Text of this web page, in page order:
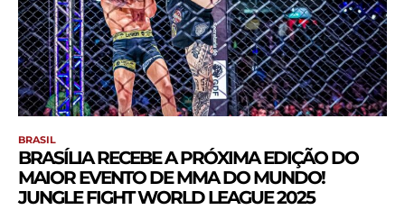
BRASIL
BRASÍLIA RECEBE A PRÓXIMA EDIÇÃO DO
MAIOR EVENTO DE MMA DO MUNDO!
JUNGLE FIGHT WORLD LEAGUE 2025